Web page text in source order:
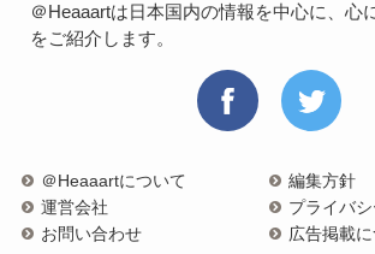
＠Heaaartは日本国内の情報を中心に、心
をご紹介します。
＠Heaaartについて
編集方針
運営会社
プライバ
お問い合わせ
広告掲載